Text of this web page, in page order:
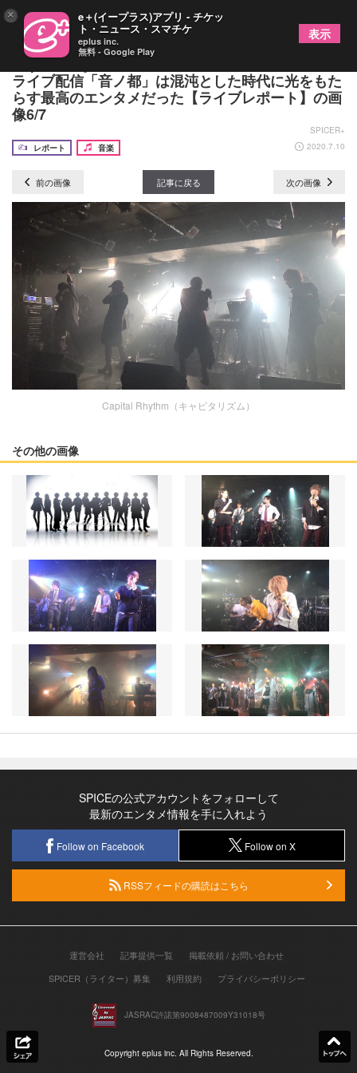
Capital Rhythm（キャピタリズム）無観客バンド
ライブ配信「音ノ都」は混沌とした時代に光をもた
らす最高のエンタメだった【ライブレポート】の画
像6/7
SPICER+
レポート
音楽 2020.7.10
前の画像 記事に戻る 次の画像
Capital Rhythm（キャピタリズム）
その他の画像
SPICEの公式アカウントをフォローして
最新のエンタメ情報を手に入れよう
Follow on Facebook Follow on X
RSSフィードの購読はこちら
運営会社 記事提供一覧
掲載依頼 / お問い合わせ
SPICER（ライター）募集
利用規約 プライバシーポリシー
JASRAC許諾第9008487009Y31018号
Copyright eplus inc. All Rights Reserved.
× e＋(イープラス)アプリ - チケッ
ト・ニュース・スマチケ
eplus inc.
無料 - Google Play
表示